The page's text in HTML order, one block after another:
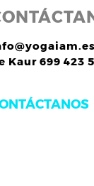
Kaur 699 423